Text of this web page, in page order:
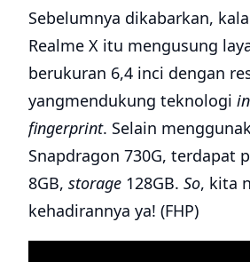
Sebelumnya dikabarkan,
Realme X itu mengusung
berukuran 6,4 inci dengan
yangmendukung teknologi
fingerprint. Selain
Snapdragon 730G, terdapat
8GB, storage 128GB. So, kita
kehadirannya ya! (FHP)